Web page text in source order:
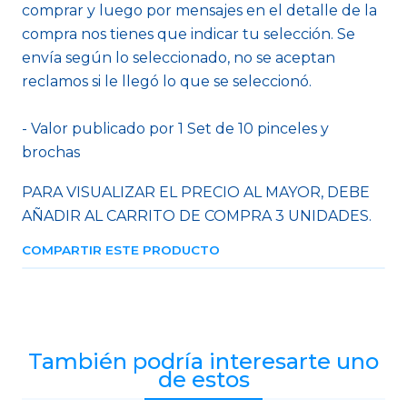
comprar y luego por mensajes en el detalle de la
compra nos tienes que indicar tu selección. Se
envía según lo seleccionado, no se aceptan
reclamos si le llegó lo que se seleccionó.
- Valor publicado por 1 Set de 10 pinceles y
brochas
PARA VISUALIZAR EL PRECIO AL MAYOR, DEBE
AÑADIR AL CARRITO DE COMPRA 3 UNIDADES.
COMPARTIR ESTE PRODUCTO
También podría interesarte uno
de estos